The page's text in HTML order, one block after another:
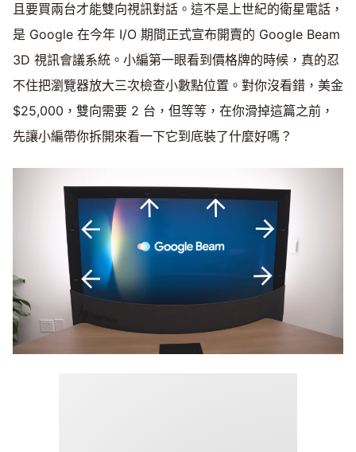
且要買兩台才能雙向視訊對話。這不是上世紀的衛星電話，
是 Google 在今年 I/O 期間正式宣布開賣的 Google Beam
3D 視訊會議系統。小編第一眼看到價格牌的時候，真的忍
不住把瀏覽器放大三次檢查小數點位置。對你沒看錯，美金
$25,000，雙向需要 2 台，但等等，在你滑掉這篇之前，
先讓小編帶你拆開來看一下它到底裝了什麼好嗎？